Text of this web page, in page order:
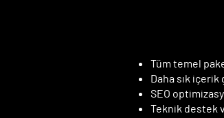
Tüm temel
Daha sık
SEO
Teknik destek